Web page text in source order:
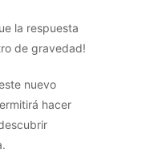
la respuesta
de gravedad!
nuevo
hacer